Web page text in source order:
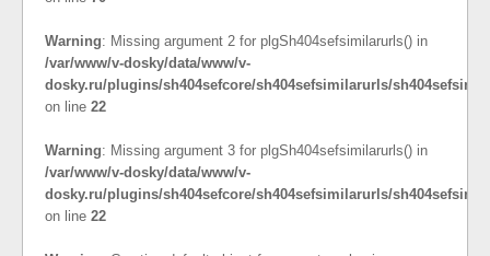
Warning: Missing argument 2 for plgSh404sefsimilarurls() in
/var/www/v-dosky/data/www/v-
dosky.ru/plugins/sh404sefcore/sh404sefsimilarurls/
on line 22
Warning: Missing argument 3 for plgSh404sefsimilarurls() in
/var/www/v-dosky/data/www/v-
dosky.ru/plugins/sh404sefcore/sh404sefsimilarurls/
on line 22